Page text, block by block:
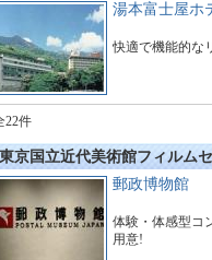
湯本富士屋ホ
快適で機能的な
22件
東京国立近代美術館フィルム
郵政博物館
体験・体感型コ
用意!